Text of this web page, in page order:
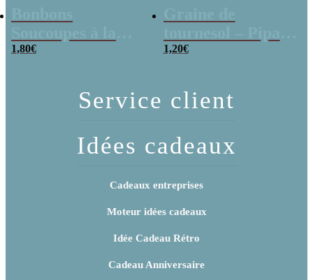
poudre (x20)
1,80€
x 3
1,20€
Service client
Idées cadeaux
Cadeaux entreprises
Moteur idées cadeaux
Idée Cadeau Rétro
Cadeau Anniversaire